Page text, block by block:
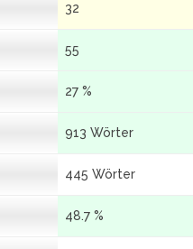
32
55
27 %
913 Wörter
445 Wörter
48.7 %